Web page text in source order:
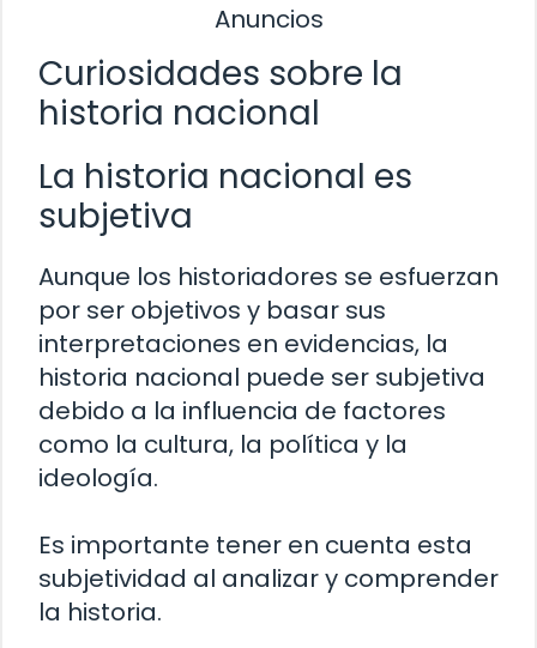
Anuncios
Curiosidades sobre la
historia nacional
La historia nacional es
subjetiva
Aunque los historiadores se esfuerzan
por ser objetivos y basar sus
interpretaciones en evidencias, la
historia nacional puede ser subjetiva
debido a la influencia de factores
como la cultura, la política y la
ideología.
Es importante tener en cuenta esta
subjetividad al analizar y comprender
la historia.